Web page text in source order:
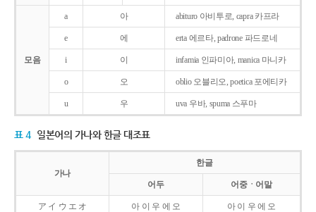
모음
a 아 abituro 아비투로, capra 카프라
e 에 erta 에르타, padrone 파드로네
i 이 infamia 인파미아, manica 마니카
o 오 oblio 오블리오, poetica 포에티카
u 우 uva 우바, spuma 스푸마
표 4 일본어의 가나와 한글 대조표
가나
한글
어두 어중ㆍ어말
ア イ ウ エ オ 아 이 우 에 오 아 이 우 에 오